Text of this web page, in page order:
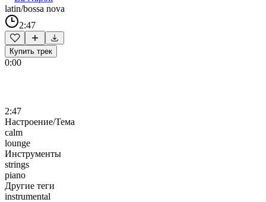
latin/bossa nova
2:47
Купить трек
0:00
2:47
Настроение/Тема
calm
lounge
Инструменты
strings
piano
Другие теги
instrumental